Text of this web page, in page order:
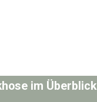
im Überblick